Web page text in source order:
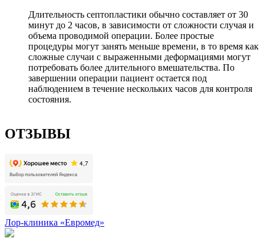
Длительность септопластики обычно составляет от 30
минут до 2 часов, в зависимости от сложности случая и
объема проводимой операции. Более простые
процедуры могут занять меньше времени, в то время как
сложные случаи с выраженными деформациями могут
потребовать более длительного вмешательства. По
завершении операции пациент остается под
наблюдением в течение нескольких часов для контроля
состояния.
ОТЗЫВЫ
Лор-клиника «Евромед»